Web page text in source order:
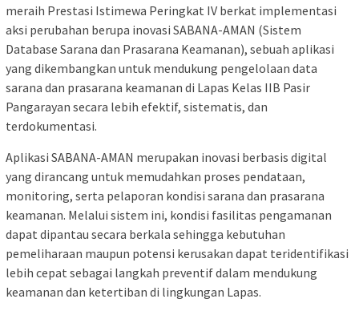
meraih Prestasi Istimewa Peringkat IV berkat implementasi
aksi perubahan berupa inovasi SABANA-AMAN (Sistem
Database Sarana dan Prasarana Keamanan), sebuah aplikasi
yang dikembangkan untuk mendukung pengelolaan data
sarana dan prasarana keamanan di Lapas Kelas IIB Pasir
Pangarayan secara lebih efektif, sistematis, dan
terdokumentasi.
Aplikasi SABANA-AMAN merupakan inovasi berbasis digital
yang dirancang untuk memudahkan proses pendataan,
monitoring, serta pelaporan kondisi sarana dan prasarana
keamanan. Melalui sistem ini, kondisi fasilitas pengamanan
dapat dipantau secara berkala sehingga kebutuhan
pemeliharaan maupun potensi kerusakan dapat teridentifikasi
lebih cepat sebagai langkah preventif dalam mendukung
keamanan dan ketertiban di lingkungan Lapas.